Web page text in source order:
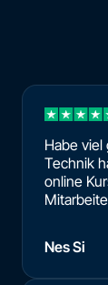
Habe
Technik
online
Nes Si